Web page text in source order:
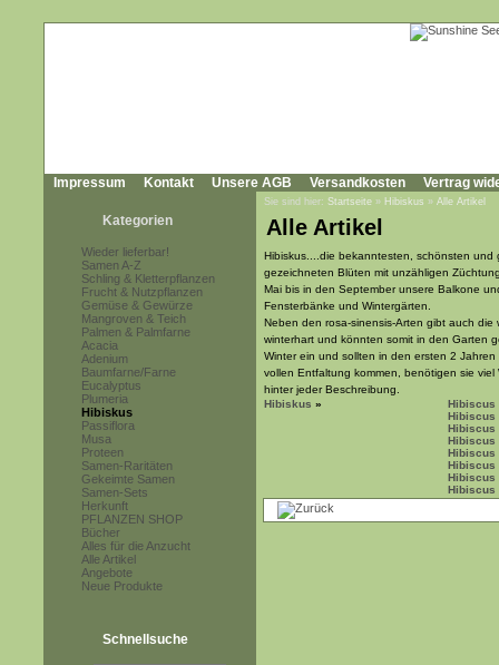
Impressum Kontakt Unsere AGB Versandkosten Vertrag
Kategorien
Wieder lieferbar!
Samen A-Z
Schling & Kletterpflanzen
Frucht & Nutzpflanzen
Gemüse & Gewürze
Mangroven & Teich
Palmen & Palmfarne
Acacia
Adenium
Baumfarne/Farne
Eucalyptus
Plumeria
Hibiskus
Passiflora
Musa
Proteen
Samen-Raritäten
Gekeimte Samen
Samen-Sets
Herkunft
PFLANZEN SHOP
Bücher
Alles für die Anzucht
Alle Artikel
Angebote
Neue Produkte
Schnellsuche
Sie sind hier: Startseite » Hibiskus » Alle Artikel
Alle Artikel
Hibiskus....die bekanntesten, schönsten und
gezeichneten Blüten mit unzähligen
Mai bis in den September unsere Balkone
Fensterbänke und Wintergärten.
Neben den rosa-sinensis-Arten gibt auch
winterhart und könnten somit in den Garten
Winter ein und sollten in den ersten 2
vollen Entfaltung kommen, benötigen sie
hinter jeder Beschreibung.
Hibiskus »
Hibiscus
Hibiscus
Hibiscus
Hibiscus
Hibiscus
Hibiscus
Hibiscus
Hibiscus